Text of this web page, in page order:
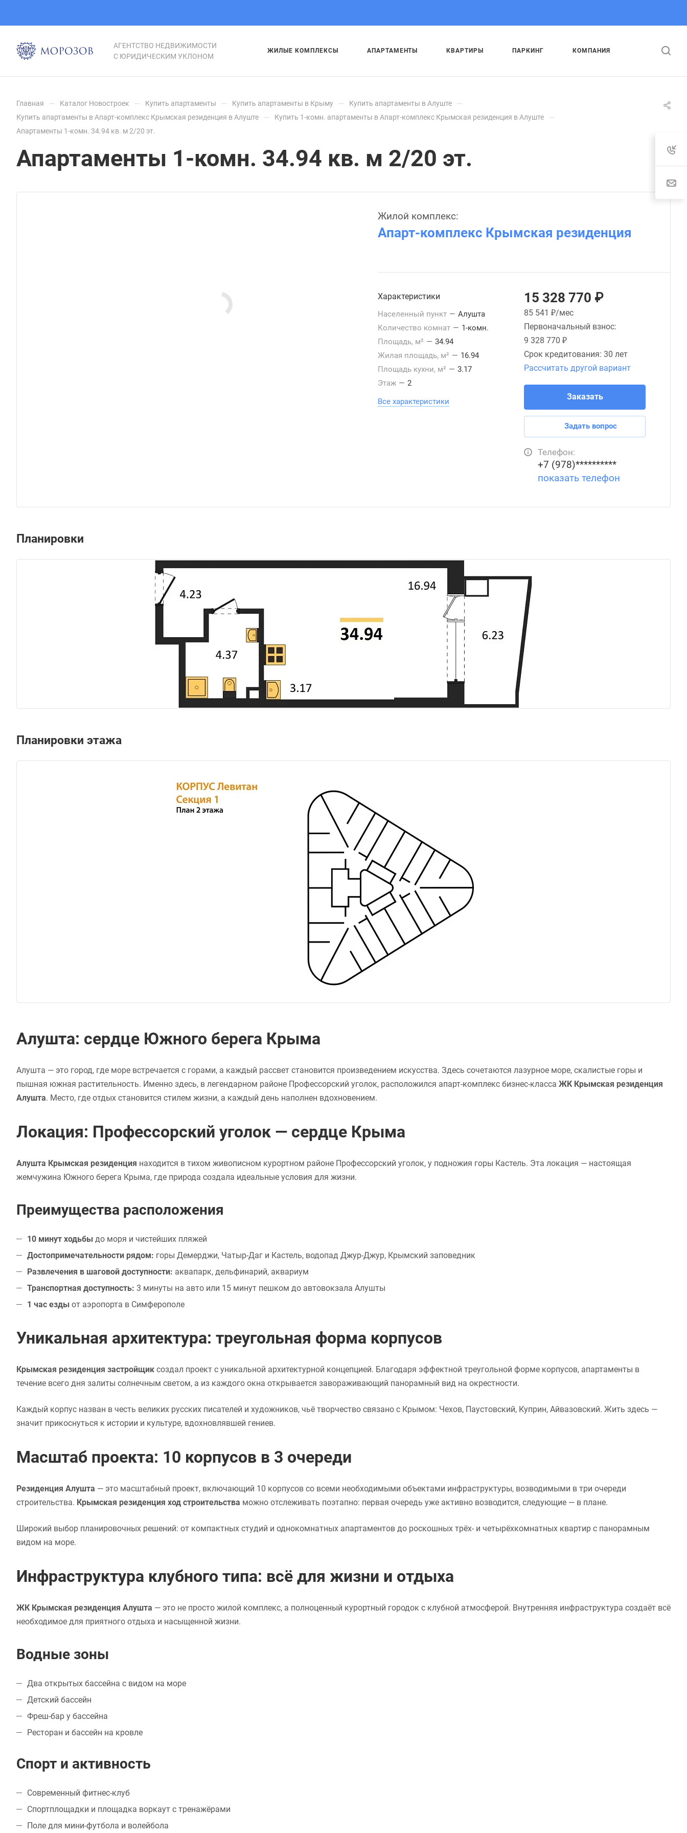
АГЕНТСТВО НЕДВИЖИМОСТИ
С ЮРИДИЧЕСКИМ УКЛОНОМ
ЖИЛЫЕ КОМПЛЕКСЫ АПАРТАМЕНТЫ КВАРТИРЫ ПАРКИНГ КОМПАНИЯ
Главная — Каталог Новостроек — Купить апартаменты — Купить апартаменты в Крыму — Купить апартаменты в Алуште —
Купить апартаменты в Апарт-комплекс Крымская резиденция в Алуште — Купить 1-комн. апартаменты в Апарт-комплекс Крымская резиденция в Алуште —
Апартаменты 1-комн. 34.94 кв. м 2/20 эт.
Апартаменты 1-комн. 34.94 кв. м 2/20 эт.
Жилой комплекс:
Апарт-комплекс Крымская резиденция
Характеристики
Населенный пункт — Алушта
Количество комнат — 1-комн.
Площадь, м² — 34.94
Жилая площадь, м² — 16.94
Площадь кухни, м² — 3.17
Этаж — 2
Все характеристики
15 328 770 ₽
85 541 ₽/мес
Первоначальный взнос:
9 328 770 ₽
Срок кредитования: 30 лет
Рассчитать другой вариант
Заказать
Задать вопрос
Телефон:
+7 (978)**********
показать телефон
Планировки
Планировки этажа
Алушта: сердце Южного берега Крыма
Алушта — это город, где море встречается с горами, а каждый рассвет становится произведением искусства. Здесь сочетаются лазурное море, скалистые горы и
пышная южная растительность. Именно здесь, в легендарном районе Профессорский уголок, расположился апарт-комплекс бизнес-класса ЖК Крымская резиденция
Алушта. Место, где отдых становится стилем жизни, а каждый день наполнен вдохновением.
Локация: Профессорский уголок — сердце Крыма
Алушта Крымская резиденция находится в тихом живописном курортном районе Профессорский уголок, у подножия горы Кастель. Эта локация — настоящая
жемчужина Южного берега Крыма, где природа создала идеальные условия для жизни.
Преимущества расположения
10 минут ходьбы до моря и чистейших пляжей
Достопримечательности рядом: горы Демерджи, Чатыр-Даг и Кастель, водопад Джур-Джур, Крымский заповедник
Развлечения в шаговой доступности: аквапарк, дельфинарий, аквариум
Транспортная доступность: 3 минуты на авто или 15 минут пешком до автовокзала Алушты
1 час езды от аэропорта в Симферополе
Уникальная архитектура: треугольная форма корпусов
Крымская резиденция застройщик создал проект с уникальной архитектурной концепцией. Благодаря эффектной треугольной форме корпусов, апартаменты в
течение всего дня залиты солнечным светом, а из каждого окна открывается завораживающий панорамный вид на окрестности.
Каждый корпус назван в честь великих русских писателей и художников, чьё творчество связано с Крымом: Чехов, Паустовский, Куприн, Айвазовский. Жить здесь —
значит прикоснуться к истории и культуре, вдохновлявшей гениев.
Масштаб проекта: 10 корпусов в 3 очереди
Резиденция Алушта — это масштабный проект, включающий 10 корпусов со всеми необходимыми объектами инфраструктуры, возводимыми в три очереди
строительства. Крымская резиденция ход строительства можно отслеживать поэтапно: первая очередь уже активно возводится, следующие — в плане.
Широкий выбор планировочных решений: от компактных студий и однокомнатных апартаментов до роскошных трёх- и четырёхкомнатных квартир с панорамным
видом на море.
Инфраструктура клубного типа: всё для жизни и отдыха
ЖК Крымская резиденция Алушта — это не просто жилой комплекс, а полноценный курортный городок с клубной атмосферой. Внутренняя инфраструктура создаёт всё
необходимое для приятного отдыха и насыщенной жизни.
Водные зоны
Два открытых бассейна с видом на море
Детский бассейн
Фреш-бар у бассейна
Ресторан и бассейн на кровле
Спорт и активность
Современный фитнес-клуб
Спортплощадки и площадка воркаут с тренажёрами
Поле для мини-футбола и волейбола